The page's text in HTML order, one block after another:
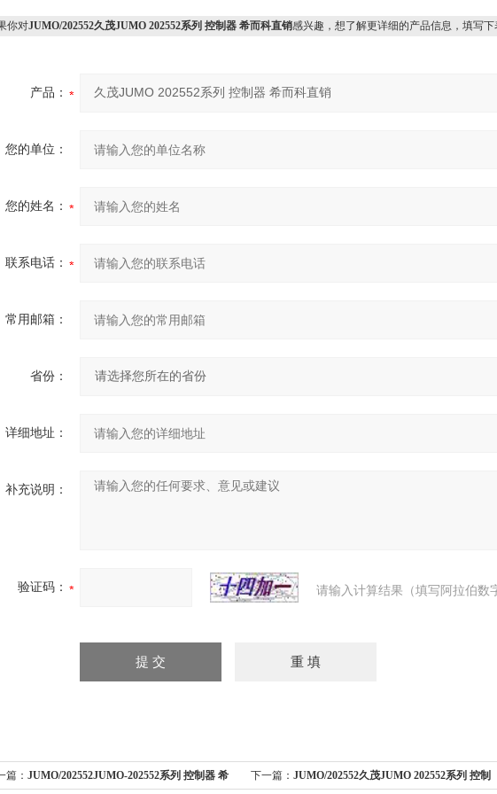
对JUMO/202552久茂JUMO 202552系列 控制器 希而科直销感兴趣，想了解更详细的产品信息，填写下
产品：
您的单位：
您的姓名：
联系电话：
常用邮箱：
省份：
详细地址：
补充说明：
验证码： 请输入计算结果（填写阿拉伯数
篇： JUMO/202552JUMO-202552系列 控制器 希 下一篇： JUMO/202552久茂JUMO 202552系列 控制